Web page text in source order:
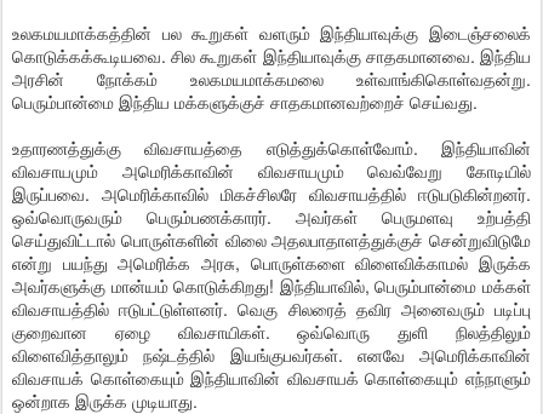
உலகமயமாக்கத்தின் பல கூறுகள் வளரும் இந்தியாவுக்கு இடைஞ்சலைக்
கொடுக்கக்கூடியவை. சில கூறுகள் இந்தியாவுக்கு சாதகமானவை. இந்திய
அரசின் நோக்கம் உலகமயமாக்கமலை உள்வாங்கிகொள்வதன்று.
பெரும்பான்மை இந்திய மக்களுக்குச் சாதகமானவற்றைச் செய்வது.
உதாரணத்துக்கு விவசாயத்தை எடுத்துக்கொள்வோம். இந்தியாவின்
விவசாயமும் அமெரிக்காவின் விவசாயமும் வெவ்வேறு கோடியில்
இருப்பவை. அமெரிக்காவில் மிகச்சிலரே விவசாயத்தில் ஈடுபடுகின்றனர்.
ஒவ்வொருவரும் பெரும்பணக்காரர். அவர்கள் பெருமளவு உற்பத்தி
செய்துவிட்டால் பொருள்களின் விலை அதலபாதாளத்துக்குச் சென்றுவிடுமே
என்று பயந்து அமெரிக்க அரசு, பொருள்களை விளைவிக்காமல் இருக்க
அவர்களுக்கு மான்யம் கொடுக்கிறது! இந்தியாவில், பெரும்பான்மை மக்கள்
விவசாயத்தில் ஈடுபட்டுள்ளனர். வெகு சிலரைத் தவிர அனைவரும் படிப்பு
குறைவான ஏழை விவசாயிகள். ஒவ்வொரு துளி நிலத்திலும்
விளைவித்தாலும் நஷ்டத்தில் இயங்குபவர்கள். எனவே அமெரிக்காவின்
விவசாயக் கொள்கையும் இந்தியாவின் விவசாயக் கொள்கையும் எந்நாளும்
ஒன்றாக இருக்க முடியாது.